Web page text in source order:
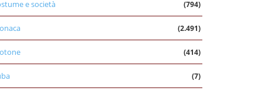
e società (794)
(2.491)
(414)
(7)